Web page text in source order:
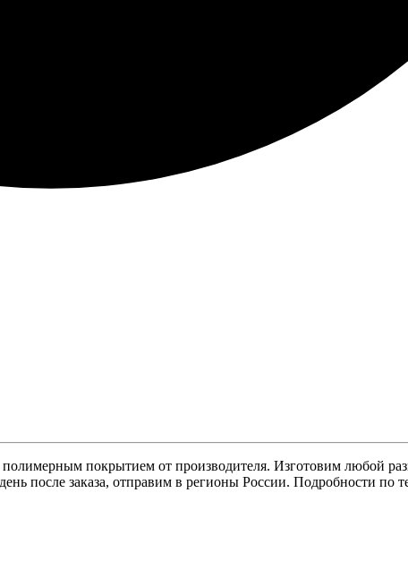
покрытием от производителя. Изготовим любой
после заказа, отправим в регионы России. Подробности по